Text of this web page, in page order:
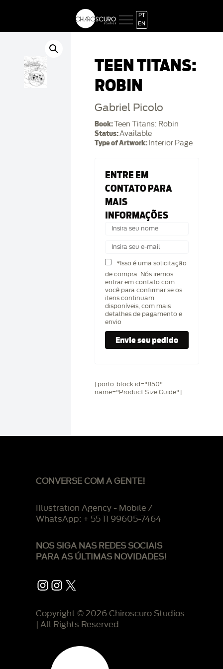
PT
EN
TEEN TITANS:
ROBIN
Gabriel Picolo
Book:Teen Titans: Robin
Status:Available
Type of Artwork: Interior Page
ENTRE EM
CONTATO PARA
MAIS
INFORMAÇÕES
*Isso é uma solicitação
de compra. Nós iremos
entrar em contato com
você para confirmar se os
itens continuam
disponíveis, com mais
detalhes de pagamento e
envio
[porto_block id="850"
name="Product Size Guide"]
CONVERSE COM A GENTE!
Illustration Agency - Mobile /
WhatsApp: + 55 11 99605-7464
NOS SIGA NAS REDES SOCIAIS
PARA AS ÚLTIMAS NOVIDADES!
Instagram
Instagram
X
Copyright © 2026 Chiroscuro Studios
| All Rights Reserved